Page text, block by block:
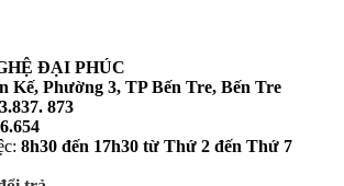
ĐẠI PHÚC
Kế, Phường 3, TP Bến Tre, Bến Tre
873
8h30 đến 17h30 từ Thứ 2 đến Thứ 7